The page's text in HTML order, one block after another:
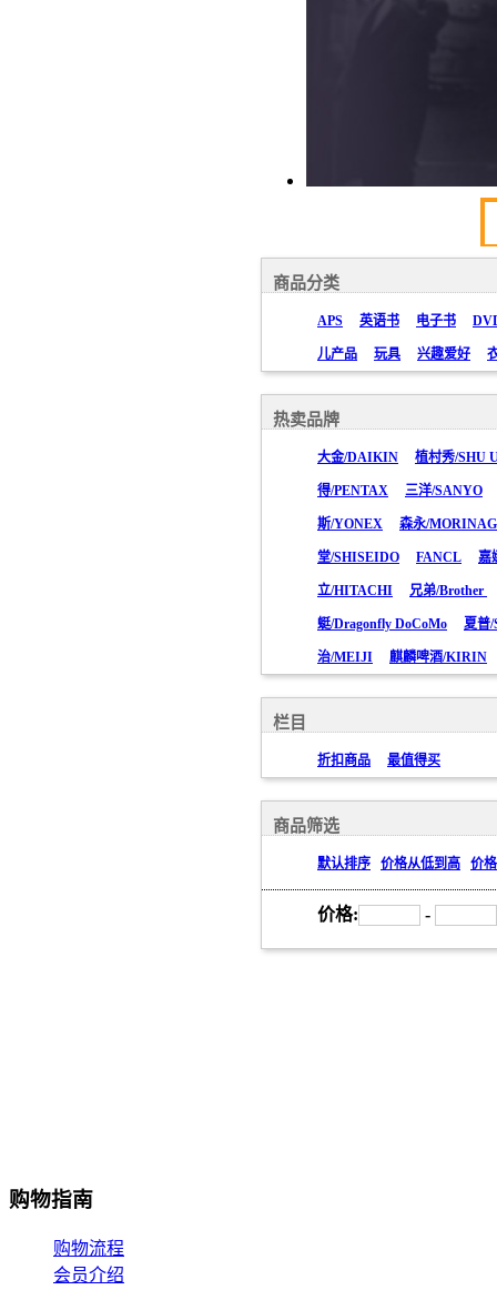
商品分类
APS 英语书 电子书
儿产品 玩具 兴趣爱好
热卖品牌
大金/DAIKIN 植村秀/SHU
得/PENTAX 三洋/SANYO
斯/YONEX 森永/
堂/SHISEIDO FANCL 嘉
立/HITACHI 兄弟/Brother
蜓/Dragonfly DoCoMo 夏普/
治/MEIJI 麒麟啤酒/KIRIN
栏目
折扣商品 最值得买
商品筛选
默认排序 价格从低到高 价
价格: -
购物指南
购物流程
会员介绍